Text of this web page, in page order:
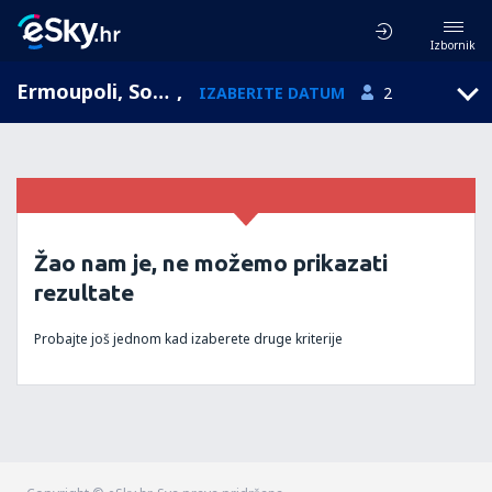
Izbornik
Ermoupoli, South Aegean, Grčka , IZABERITE DATUM 2
Žao nam je, ne možemo prikazati
rezultate
Probajte još jednom kad izaberete druge kriterije